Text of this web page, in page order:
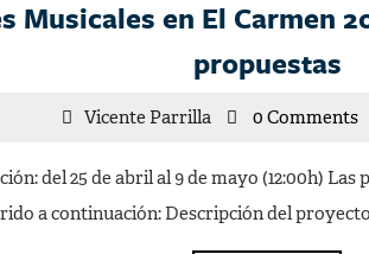
Musicales en El Carmen
propuestas
en
Vicente ParrillaVicente0 Comments
del 25 de abril al 9 de mayo (12:00h)
a continuación: Descripción del proyecto